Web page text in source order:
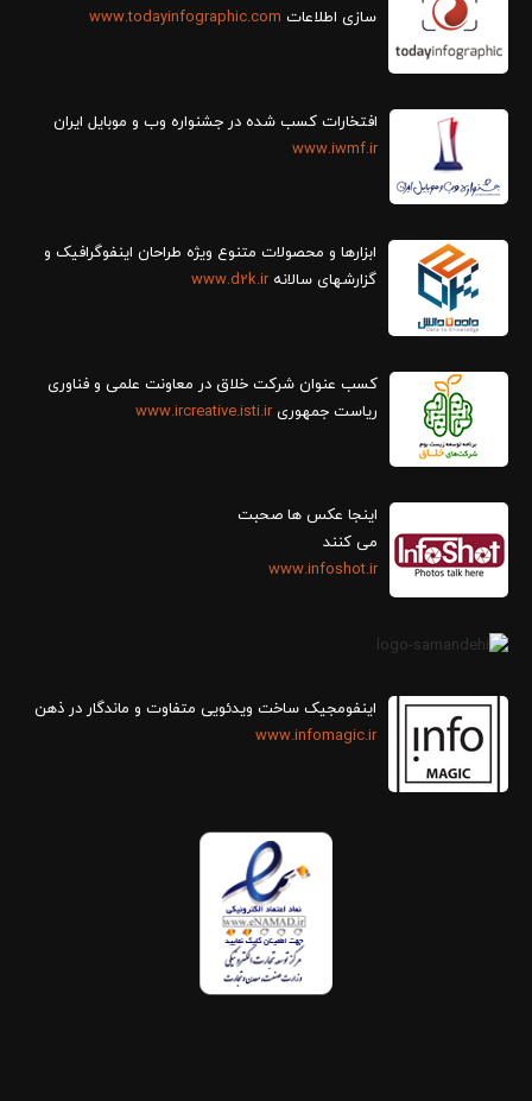
سازی اطلاعات www.todayinfographic.com
افتخارات کسب شده در جشنواره وب و موبایل ایران
www.iwmf.ir
ابزارها و محصولات متنوع ویژه طراحان اینفوگرافیک و
گزارش‎های سالانه
www.d2k.ir
کسب عنوان شرکت خلاق در معاونت علمی و فناوری
ریاست جمهوریwww.ircreative.isti.ir
اینجا عکس ها صحبت
می کنند
www.infoshot.ir
اینفومجیک ساخت ویدئویی متفاوت و ماندگار در ذهن
www.infomagic.ir